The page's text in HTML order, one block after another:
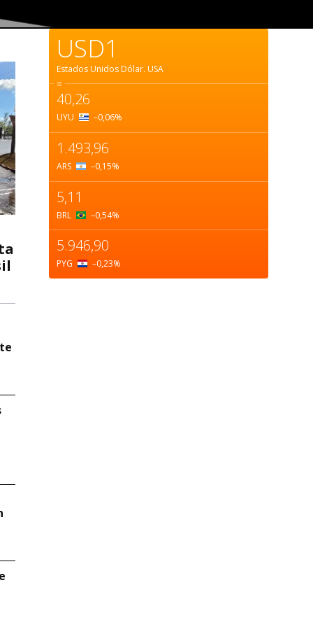
USD1
Estados Unidos Dólar. USA
=
40,26
UYU –0,06%
1.493,96
ARS –0,15%
5,11
BRL –0,54%
5.946,90
PYG –0,23%